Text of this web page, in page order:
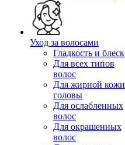
Уход за волосами
Гладкость и блеск
Для всех типов
волос
Для жирной кожи
головы
Для ослабленных
волос
Для окрашенных
волос